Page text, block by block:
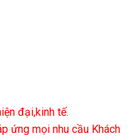
đại,kinh tế.
ứng mọi nhu cầu Khách